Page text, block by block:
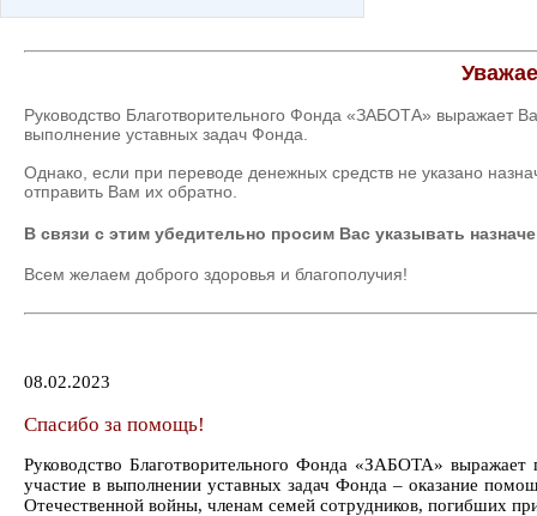
Руководство Благотворительного Фонда «ЗАБОТА» выражает
выполнение уставных задач Фонда.
Однако, если при переводе денежных средств не указано
отправить Вам их обратно.
В связи с этим убедительно просим Вас указывать
Всем желаем доброго здоровья и благополучия!
08.02.2023
Спасибо за помощь!
Руководство Благотворительного Фонда «ЗАБОТА» выражает
участие в выполнении уставных задач Фонда – оказание
Отечественной войны, членам семей сотрудников, погибших